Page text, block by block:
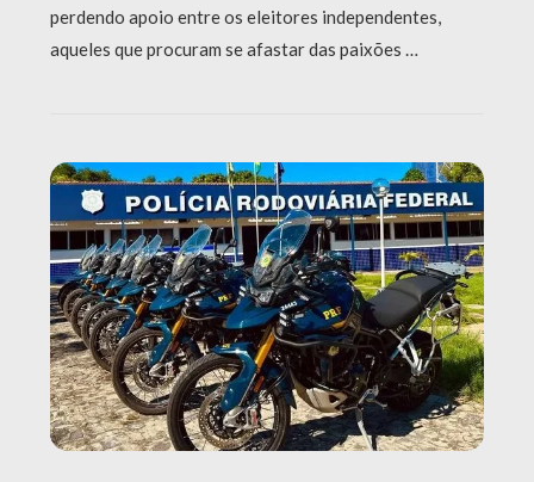
perdendo apoio entre os eleitores independentes,
aqueles que procuram se afastar das paixões …